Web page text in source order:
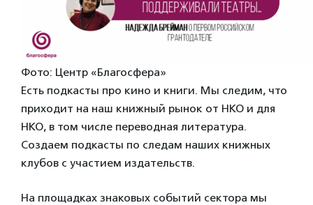
Фото: Центр «Благосфера»
Есть подкасты про кино и книги. Мы следим, что
приходит на наш книжный рынок от НКО и для
НКО, в том числе переводная литература.
Создаем подкасты по следам наших книжных
клубов с участием издательств.
На площадках знаковых событий сектора мы